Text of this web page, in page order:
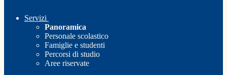
Servizi
Panoramica
Personale scolastico
Famiglie e studenti
Percorsi di studio
Aree riservate